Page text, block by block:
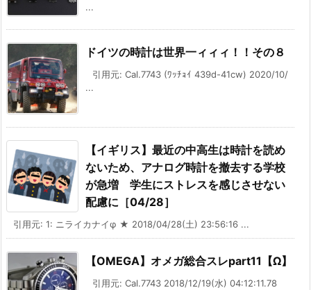
...
ドイツの時計は世界一ィィィ！！その８
引用元: Cal.7743 (ﾜｯﾁｮｲ 439d-41cw) 2020/10/
...
【イギリス】最近の中高生は時計を読め
ないため、アナログ時計を撤去する学校
が急増 学生にストレスを感じさせない
配慮に［04/28］
引用元: 1: ニライカナイφ ★ 2018/04/28(土) 23:56:16 ...
【OMEGA】オメガ総合スレpart11【Ω】
引用元: Cal.7743 2018/12/19(水) 04:12:11.78